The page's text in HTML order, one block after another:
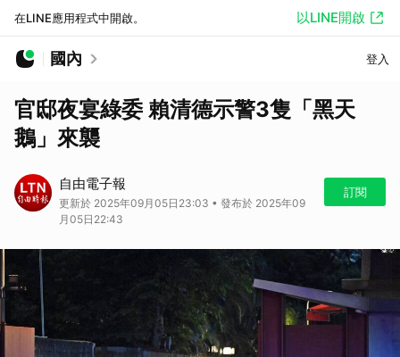
在LINE應用程式中開啟。 以LINE開啟
國內 登入
官邸夜宴綠委 賴清德示警3隻「黑天
鵝」來襲
自由電子報
更新於 2025年09月05日23:03 • 發布於 2025年09
月05日22:43
訂閱